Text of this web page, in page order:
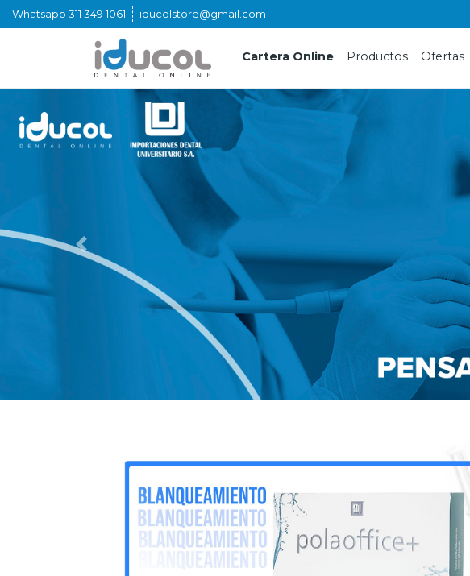
Whatsapp 311 349 1061 iducolstore@gmail.com
Cartera Online Productos Ofertas
Registrarse
de
Productos
Previous